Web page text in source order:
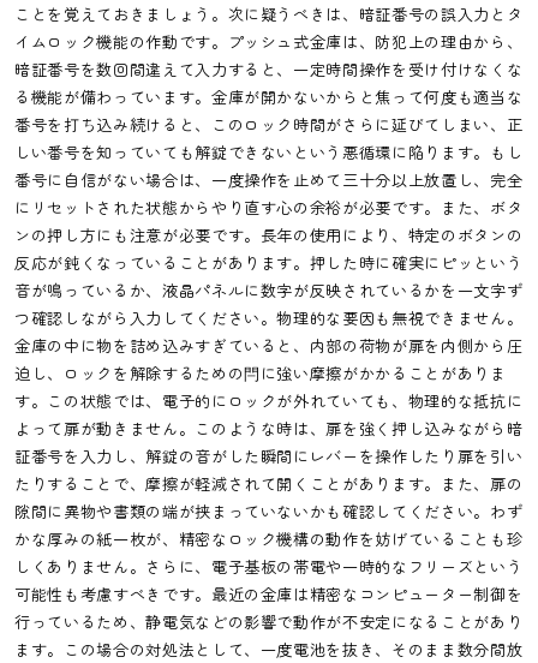
ことを覚えておきましょう。次に疑うべきは、暗証番号の誤入力とタ
イムロック機能の作動です。プッシュ式金庫は、防犯上の理由から、
暗証番号を数回間違えて入力すると、一定時間操作を受け付けなくな
る機能が備わっています。金庫が開かないからと焦って何度も適当な
番号を打ち込み続けると、このロック時間がさらに延びてしまい、正
しい番号を知っていても解錠できないという悪循環に陥ります。もし
番号に自信がない場合は、一度操作を止めて三十分以上放置し、完全
にリセットされた状態からやり直す心の余裕が必要です。また、ボタ
ンの押し方にも注意が必要です。長年の使用により、特定のボタンの
反応が鈍くなっていることがあります。押した時に確実にピッという
音が鳴っているか、液晶パネルに数字が反映されているかを一文字ず
つ確認しながら入力してください。物理的な要因も無視できません。
金庫の中に物を詰め込みすぎていると、内部の荷物が扉を内側から圧
迫し、ロックを解除するための閂に強い摩擦がかかることがありま
す。この状態では、電子的にロックが外れていても、物理的な抵抗に
よって扉が動きません。このような時は、扉を強く押し込みながら暗
証番号を入力し、解錠の音がした瞬間にレバーを操作したり扉を引い
たりすることで、摩擦が軽減されて開くことがあります。また、扉の
隙間に異物や書類の端が挟まっていないかも確認してください。わず
かな厚みの紙一枚が、精密なロック機構の動作を妨げていることも珍
しくありません。さらに、電子基板の帯電や一時的なフリーズという
可能性も考慮すべきです。最近の金庫は精密なコンピューター制御を
行っているため、静電気などの影響で動作が不安定になることがあり
ます。この場合の対処法として、一度電池を抜き、そのまま数分間放